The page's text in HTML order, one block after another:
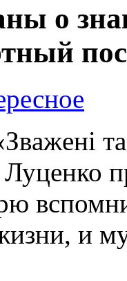
о
и